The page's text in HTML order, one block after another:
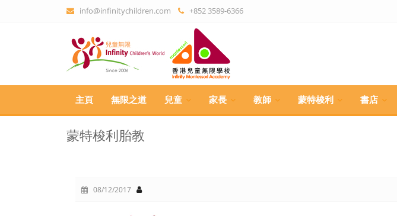
info@infinitychildren.com +852 3589-6366
主頁 無限之道 兒童 家長 教師 蒙特梭利 書店
蒙特梭利胎教
08/12/2017